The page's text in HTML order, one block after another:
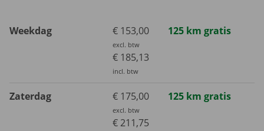
Weekdag € 153,00
excl. btw
€ 185,13
incl. btw
125 km gratis
Zaterdag € 175,00
excl. btw
€ 211,75
125 km gratis